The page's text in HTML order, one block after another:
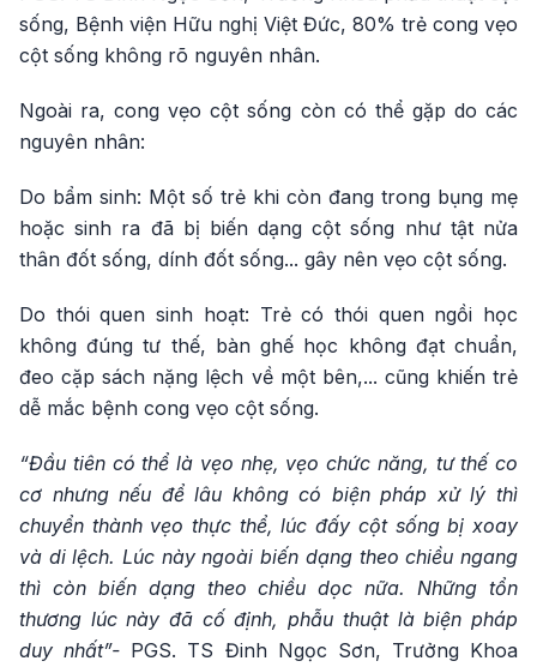
sống, Bệnh viện Hữu nghị Việt Đức, 80% trẻ cong vẹo
cột sống không rõ nguyên nhân.
Ngoài ra, cong vẹo cột sống còn có thể gặp do các
nguyên nhân:
Do bẩm sinh: Một số trẻ khi còn đang trong bụng mẹ
hoặc sinh ra đã bị biến dạng cột sống như tật nửa
thân đốt sống, dính đốt sống... gây nên vẹo cột sống.
Do thói quen sinh hoạt: Trẻ có thói quen ngồi học
không đúng tư thế, bàn ghế học không đạt chuẩn,
đeo cặp sách nặng lệch về một bên,... cũng khiến trẻ
dễ mắc bệnh cong vẹo cột sống.
“Đầu tiên có thể là vẹo nhẹ, vẹo chức năng, tư thế co
cơ nhưng nếu để lâu không có biện pháp xử lý thì
chuyển thành vẹo thực thể, lúc đấy cột sống bị xoay
và di lệch. Lúc này ngoài biến dạng theo chiều ngang
thì còn biến dạng theo chiều dọc nữa. Những tổn
thương lúc này đã cố định, phẫu thuật là biện pháp
duy nhất”- PGS. TS Đinh Ngọc Sơn, Trưởng Khoa